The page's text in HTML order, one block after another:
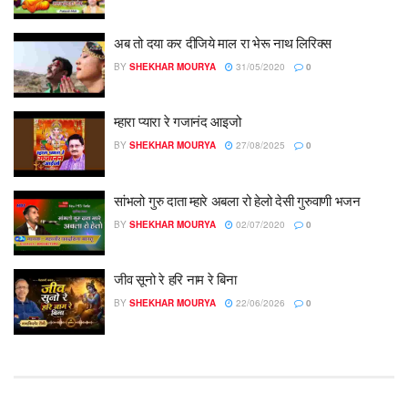
अब तो दया कर दीजिये माल रा भेरू नाथ लिरिक्स
BY SHEKHAR MOURYA 31/05/2020 0
म्हारा प्यारा रे गजानंद आइजो
BY SHEKHAR MOURYA 27/08/2025 0
सांभलो गुरु दाता म्हारे अबला रो हेलो देसी गुरुवाणी भजन
BY SHEKHAR MOURYA 02/07/2020 0
जीव सूनो रे हरि नाम रे बिना
BY SHEKHAR MOURYA 22/06/2026 0